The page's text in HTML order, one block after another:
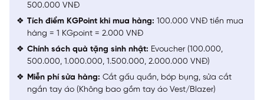
500.000 VNĐ
Tích điểm KGPoint khi mua hàng: 100.000 VNĐ tiền mua
hàng = 1 KGpoint = 2.000 VNĐ
Chính sách quà tặng sinh nhật: Evoucher (100.000,
500.000, 1.000.000, 1.500.000, 2.000.000 VNĐ)
Miễn phí sửa hàng: Cắt gấu quần, bóp bụng, sửa cắt
ngắn tay áo (Không bao gồm tay áo Vest/Blazer)